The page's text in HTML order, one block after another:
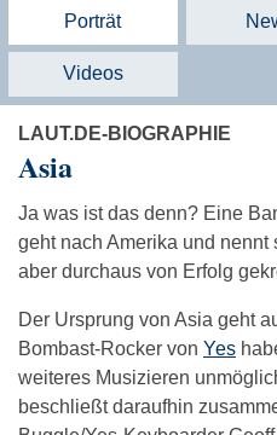
Porträt
Videos
LAUT.DE-BIOGRAPHIE
Asia
Ja was ist das denn? Eine
geht nach Amerika und nennt
aber durchaus von Erfolg
Der Ursprung von Asia geht
Bombast-Rocker von Yes
weiteres Musizieren
beschließt daraufhin